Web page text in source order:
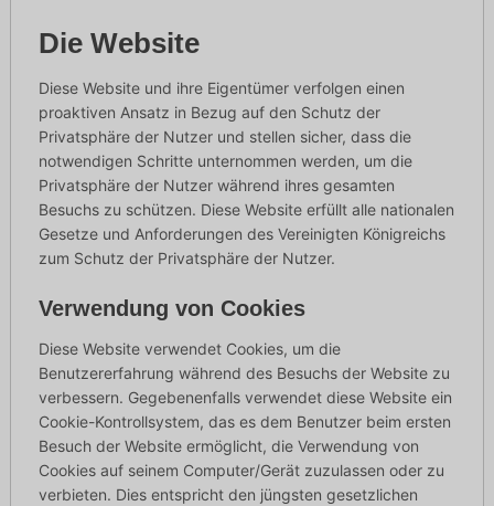
Die Website
Diese Website und ihre Eigentümer verfolgen einen
proaktiven Ansatz in Bezug auf den Schutz der
Privatsphäre der Nutzer und stellen sicher, dass die
notwendigen Schritte unternommen werden, um die
Privatsphäre der Nutzer während ihres gesamten
Besuchs zu schützen. Diese Website erfüllt alle nationalen
Gesetze und Anforderungen des Vereinigten Königreichs
zum Schutz der Privatsphäre der Nutzer.
Verwendung von Cookies
Diese Website verwendet Cookies, um die
Benutzererfahrung während des Besuchs der Website zu
verbessern. Gegebenenfalls verwendet diese Website ein
Cookie-Kontrollsystem, das es dem Benutzer beim ersten
Besuch der Website ermöglicht, die Verwendung von
Cookies auf seinem Computer/Gerät zuzulassen oder zu
verbieten. Dies entspricht den jüngsten gesetzlichen